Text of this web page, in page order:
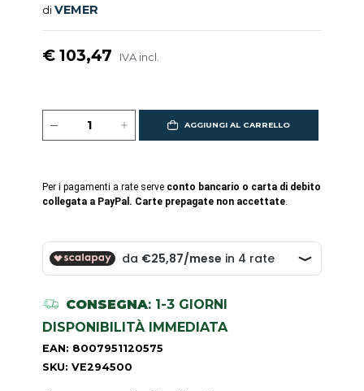
diVEMER
€ 103,47 IVA incl.
AGGIUNGI AL CARRELLO
Per i pagamenti a rate serve conto bancario o carta di debito
collegata a PayPal. Carte prepagate non accettate.
CONSEGNA: 1-3 GIORNI
DISPONIBILITÀ IMMEDIATA
EAN: 8007951120575
SKU: VE294500